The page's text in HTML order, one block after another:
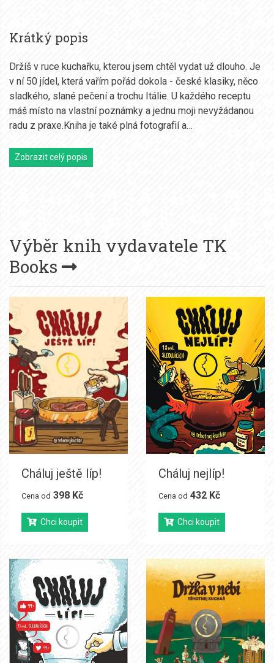
Krátký popis
Držíš v ruce kuchařku, kterou jsem chtěl vydat už dlouho. Je
v ní 50 jídel, která vařím pořád dokola - české klasiky, něco
sladkého, slané pečení a trochu Itálie. U každého receptu
máš místo na vlastní poznámky a jednu moji nevyžádanou
radu z praxe.Kniha je také plná fotografií a…
Zobrazit celý popis
Výběr knih vydavatele TK
Books
Cháluj ještě líp!
Cena od 398 Kč
Chci koupit
Cháluj nejlíp!
Cena od 432 Kč
Chci koupit